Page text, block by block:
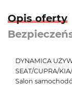
Opis oferty
DYNAMICA
SEAT/CUPRA/
Salon